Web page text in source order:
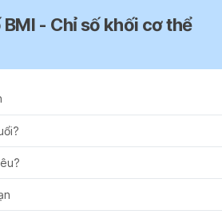
- Chỉ số khối cơ thể